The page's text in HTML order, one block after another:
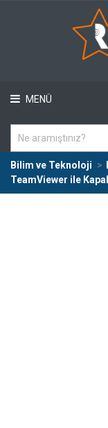
MENÜ
Bilim ve Teknoloji
TeamViewer ile